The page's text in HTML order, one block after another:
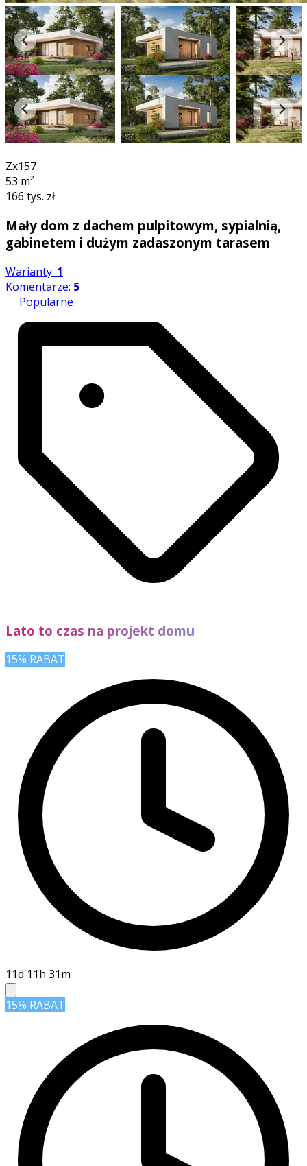
Zx157
53 m²
166 tys. zł
Mały dom z dachem pulpitowym, sypialnią,
gabinetem i dużym zadaszonym tarasem
Warianty: 1
Komentarze: 5
Popularne
Lato to czas na projekt domu
15% RABAT
11d 11h 31m
15% RABAT